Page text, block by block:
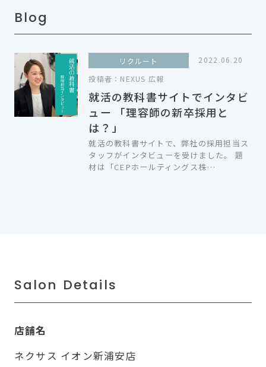
Blog
リクルート
2022.06.20
投稿者： NEXUS 広報
就活の教科書サイトでインタビ
ュー 「理容師の新卒採用と
は？」
就活の教科書サイトで、弊社の採用担当ス
タッフがインタビューを受けました。 題
材は「CEPホールティングス株…
Salon Details
店舗名
ネクサス イオン新浦安店